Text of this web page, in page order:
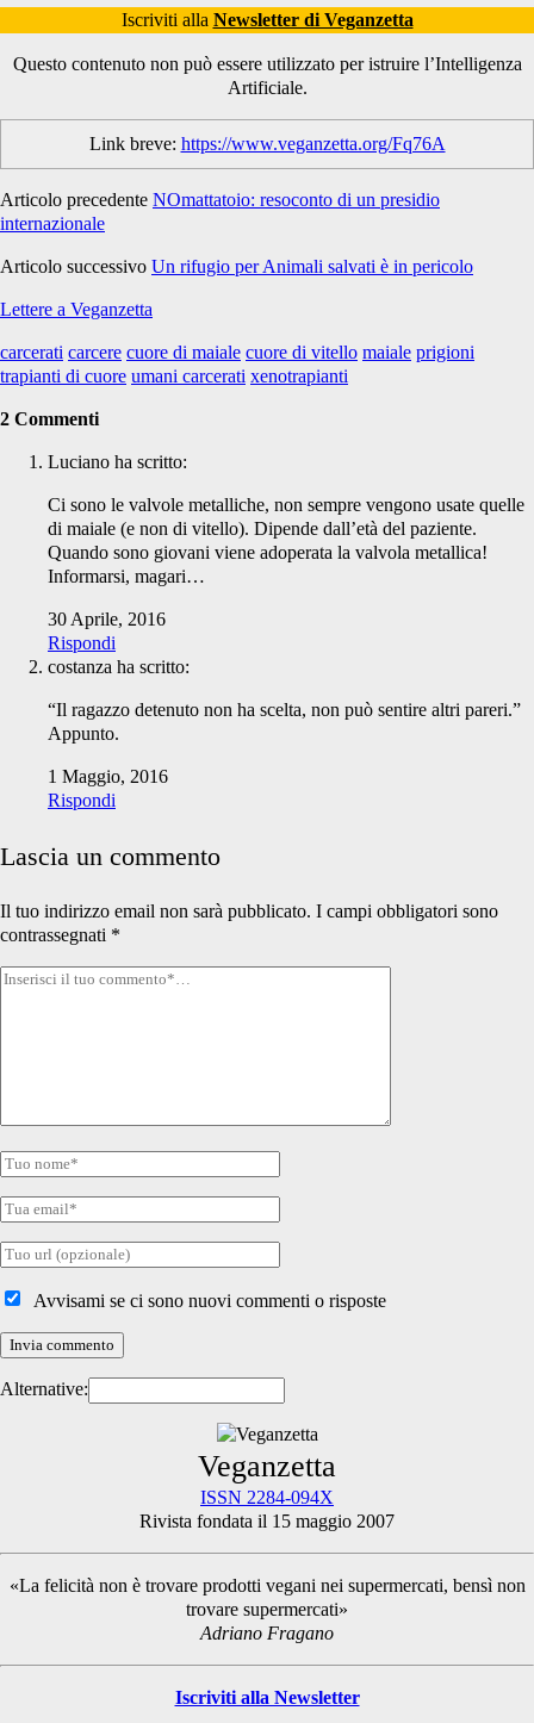
Iscriviti alla Newsletter di Veganzetta
Questo contenuto non può essere utilizzato per istruire l’Intelligenza
Artificiale.
Link breve: https://www.veganzetta.org/Fq76A
Articolo precedente NOmattatoio: resoconto di un presidio
internazionale
Articolo successivo Un rifugio per Animali salvati è in pericolo
Lettere a Veganzetta
carcerati carcere cuore di maiale cuore di vitello maiale prigioni
trapianti di cuore umani carcerati xenotrapianti
2 Commenti
Luciano ha scritto:
Ci sono le valvole metalliche, non sempre vengono usate quelle
di maiale (e non di vitello). Dipende dall’età del paziente.
Quando sono giovani viene adoperata la valvola metallica!
Informarsi, magari…
30 Aprile, 2016
Rispondi
costanza ha scritto:
“Il ragazzo detenuto non ha scelta, non può sentire altri pareri.”
Appunto.
1 Maggio, 2016
Rispondi
Lascia un commento
Il tuo indirizzo email non sarà pubblicato. I campi obbligatori sono
contrassegnati *
Tuo
Tuo
Tua
Tuo
internetAvvisami se ci sono nuovi commenti o risposte
Alternative:
Sidebar
Veganzetta
ISSN 2284-094X
Rivista fondata il 15 maggio 2007
«La felicità non è trovare prodotti vegani nei supermercati, bensì non
trovare supermercati»
Adriano Fragano
Iscriviti alla Newsletter